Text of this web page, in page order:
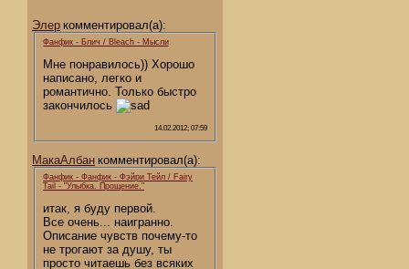
Элер комментировал(а):
Фанфик - Блич / Bleach - Мысли
Мне понравилось)) Хорошо
написано, легко и
романтично. Только быстро
закончилось
14.02.2012; 07:59
МакаАлбан комментировал(а):
Фанфик - Фанфик - Фэйри Тейл / Fairy
Tail - "Улыбка. Прощение."
итак, я буду первой.
Все очень... наигранно.
Описание чувств почему-то
не трогают за душу, ты
просто читаешь без всяких